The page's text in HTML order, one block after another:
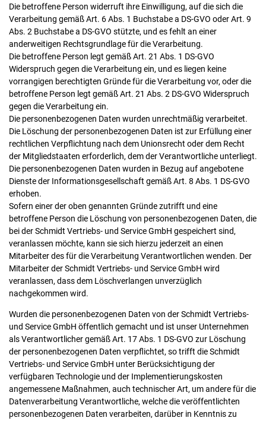
Die betroffene Person widerruft ihre Einwilligung, auf die sich die
Verarbeitung gemäß Art. 6 Abs. 1 Buchstabe a DS-GVO oder Art. 9
Abs. 2 Buchstabe a DS-GVO stützte, und es fehlt an einer
anderweitigen Rechtsgrundlage für die Verarbeitung.
Die betroffene Person legt gemäß Art. 21 Abs. 1 DS-GVO
Widerspruch gegen die Verarbeitung ein, und es liegen keine
vorrangigen berechtigten Gründe für die Verarbeitung vor, oder die
betroffene Person legt gemäß Art. 21 Abs. 2 DS-GVO Widerspruch
gegen die Verarbeitung ein.
Die personenbezogenen Daten wurden unrechtmäßig verarbeitet.
Die Löschung der personenbezogenen Daten ist zur Erfüllung einer
rechtlichen Verpflichtung nach dem Unionsrecht oder dem Recht
der Mitgliedstaaten erforderlich, dem der Verantwortliche unterliegt.
Die personenbezogenen Daten wurden in Bezug auf angebotene
Dienste der Informationsgesellschaft gemäß Art. 8 Abs. 1 DS-GVO
erhoben.
Sofern einer der oben genannten Gründe zutrifft und eine
betroffene Person die Löschung von personenbezogenen Daten, die
bei der Schmidt Vertriebs- und Service GmbH gespeichert sind,
veranlassen möchte, kann sie sich hierzu jederzeit an einen
Mitarbeiter des für die Verarbeitung Verantwortlichen wenden. Der
Mitarbeiter der Schmidt Vertriebs- und Service GmbH wird
veranlassen, dass dem Löschverlangen unverzüglich
nachgekommen wird.
Wurden die personenbezogenen Daten von der Schmidt Vertriebs-
und Service GmbH öffentlich gemacht und ist unser Unternehmen
als Verantwortlicher gemäß Art. 17 Abs. 1 DS-GVO zur Löschung
der personenbezogenen Daten verpflichtet, so trifft die Schmidt
Vertriebs- und Service GmbH unter Berücksichtigung der
verfügbaren Technologie und der Implementierungskosten
angemessene Maßnahmen, auch technischer Art, um andere für die
Datenverarbeitung Verantwortliche, welche die veröffentlichten
personenbezogenen Daten verarbeiten, darüber in Kenntnis zu